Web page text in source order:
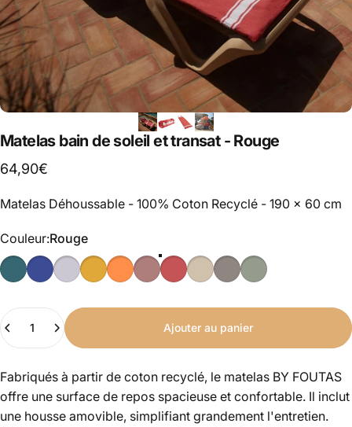
Matelas bain de soleil et transat - Rouge
64,90€
Matelas Déhoussable - 100% Coton Recyclé - 190 x 60 cm
Couleur
Couleur:Rouge
Ajouter au panier
Fabriqués à partir de coton recyclé, le matelas BY FOUTAS
offre une surface de repos spacieuse et confortable. Il inclut
une housse amovible, simplifiant grandement l'entretien.